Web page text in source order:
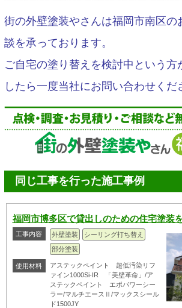
街の外壁塗装やさんは福岡市南区の
談を承っております。
ご自宅の塗り替えを検討中という方
したら一度当社にお問い合わせくだ
同じ工事を行った施工事例
福岡市博多区で貸出しのための住宅塗装
工事内容 外壁塗装
シーリング打ち替え
部分塗装
使用材料
アステックペイント 超低汚染リフ
ァイン1000Si-IR 「美壁革命」/ア
ステックペイント エポパワーシー
ラー/マルチエースⅡ/マックスシール
ド1500JY